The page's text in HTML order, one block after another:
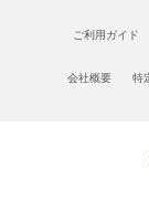
ご利用ガイド
会社概要 特